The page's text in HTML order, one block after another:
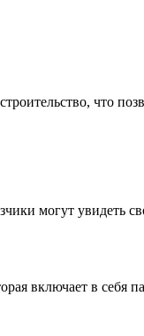
что
могут
включает в себя